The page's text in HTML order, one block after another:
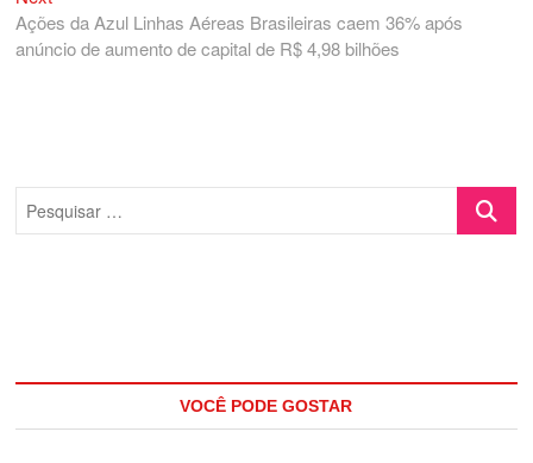
post:
Ações da Azul Linhas Aéreas Brasileiras caem 36% após
anúncio de aumento de capital de R$ 4,98 bilhões
VOCÊ PODE GOSTAR